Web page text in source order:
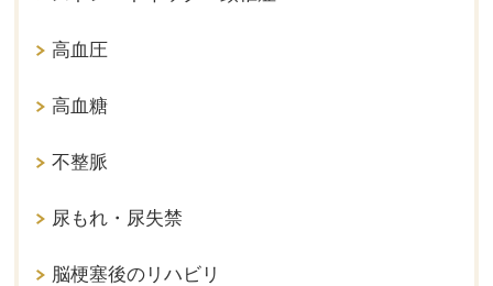
高血圧
高血糖
不整脈
尿もれ・尿失禁
脳梗塞後のリハビリ